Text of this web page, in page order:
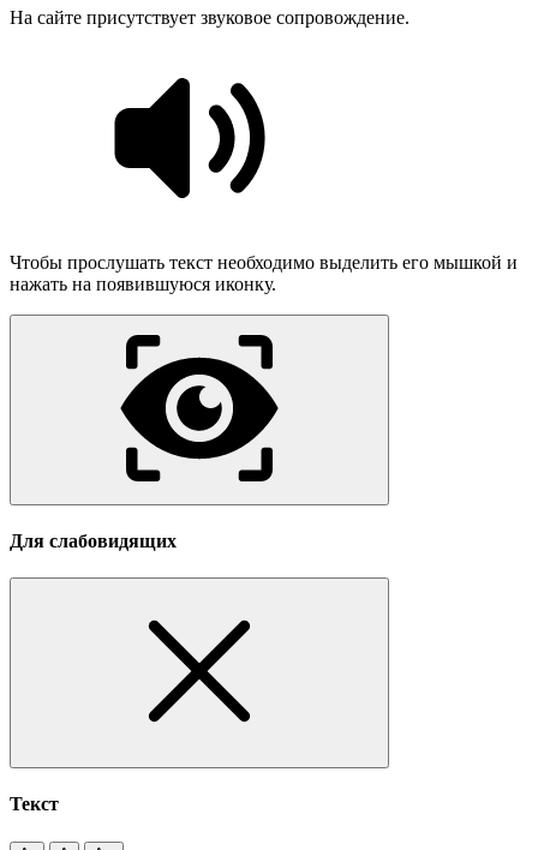
На сайте присутствует звуковое сопровождение.
Чтобы прослушать текст необходимо выделить его мышкой и
нажать на появившуюся иконку.
Для слабовидящих
Текст